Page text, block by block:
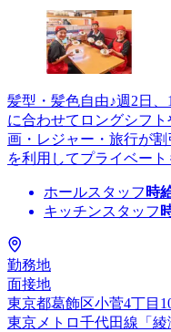
髪型・髪色自由♪週2日
に合わせてロングシフ
画・レジャー・旅行が
を利用してプライベー
ホールスタッフ 時
キッチンスタッフ
勤務地
面接地
東京都葛飾区小菅4丁目
東京メトロ千代田線「